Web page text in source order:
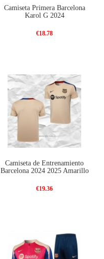
Camiseta Primera Barcelona
Karol G 2024
€18.78
Camiseta de Entrenamiento
Barcelona 2024 2025 Amarillo
€19.36